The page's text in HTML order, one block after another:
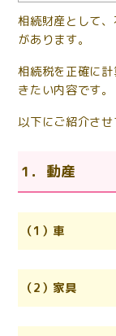
相続財産として
があります。
相続税を正確に
きたい内容です。
以下にご紹介させ
1．動産
（1）車
（2）家具